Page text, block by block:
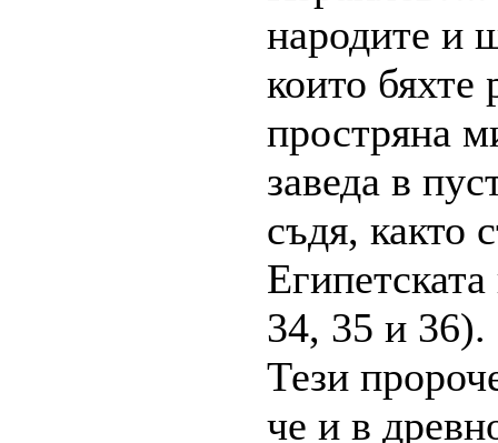
народите и
които бяхте
простряна
заведа в
съдя, както
34, 35 и 36).
Тези
че и в